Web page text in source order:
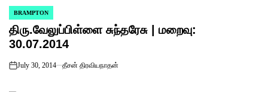
POSTED
IN
BRAMPTON
திரு.வேலுப்பிள்ளை சுந்தரேசு | மறைவு:
30.07.2014
on
July 30, 2014 தீசன் திரவியநாதன்